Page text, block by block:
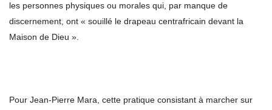
les personnes physiques ou morales qui, par manque de
discernement, ont « souillé le drapeau centrafricain devant la
Maison de Dieu ».
Pour Jean-Pierre Mara, cette pratique consistant à marcher sur